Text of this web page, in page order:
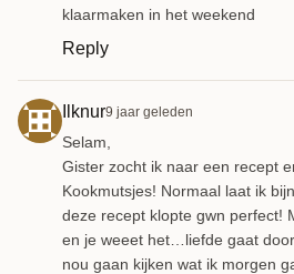
klaarmaken in het weekend
Reply
Ilknur9 jaar geleden
Selam,
Gister zocht ik naar een recept
Kookmutsjes! Normaal laat ik
deze recept klopte gwn perfect!
en je weeet het…liefde gaat
nou gaan kijken wat ik morgen